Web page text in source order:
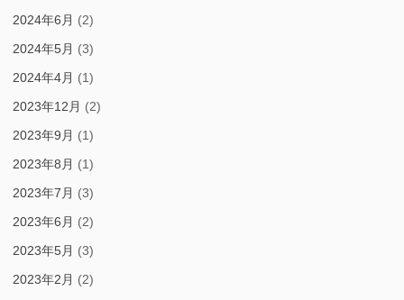
2024年6月 (2)
2024年5月 (3)
2024年4月 (1)
2023年12月 (2)
2023年9月 (1)
2023年8月 (1)
2023年7月 (3)
2023年6月 (2)
2023年5月 (3)
2023年2月 (2)